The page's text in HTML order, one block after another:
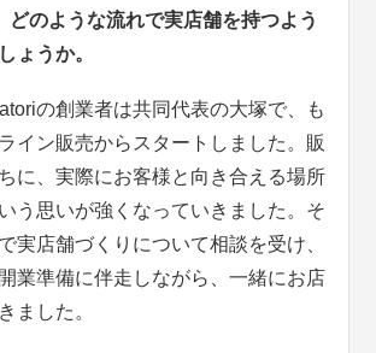
のような流れで実店舗を持つよう
ょうか。
の創業者は共同代表の大塚で、も
イン販売からスタートしました。販
に、実際にお客様と向き合える場所
う思いが強くなっていきました。そ
実店舗づくりについて相談を受け、
業準備に伴走しながら、一緒にお店
ました。